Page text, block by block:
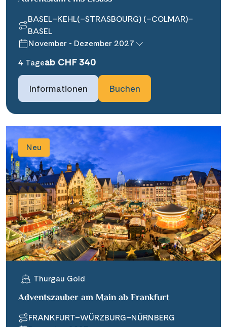
BASEL–KEHL(–STRASBOURG) (–COLMAR)–
BASEL
November - Dezember 2027
4 Tageab CHF 340
Informationen Buchen
Neu
Thurgau Gold
Adventszauber am Main ab Frankfurt
FRANKFURT–WÜRZBURG–NÜRNBERG